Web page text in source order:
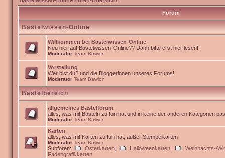
Forum
Bastelwissen-Online
Willkommen bei Bastelwissen-Online
Neu hier auf Bastelwissen-Online?? Dann bitte erst hier lesen!!
Moderator Team Bawion
Vorstellung
Wer bist du? und die Bloggerinnen unseres Forums!
Moderator Team Bawion
Bastelbereich
allgemeines Bastelforum
alles, was mit Basteln zu tun hat und in keine der anderen Kategorien
Moderator Team Bawion
Karten
alles, was mit Karten zu tun hat, außer Stempelkarten
Moderator Team Bawion
Subforen: Osterkarten Halloweenkarten
Weihnachts-/
Fadengrafikkarten